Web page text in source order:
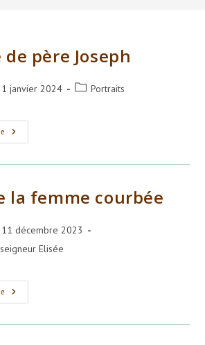
père Joseph
1 janvier 2024
PostPortraits
Biographie
De
Joseph
la femme courbée
:
11 décembre 2023
Elisée
Homélie
De
Femme